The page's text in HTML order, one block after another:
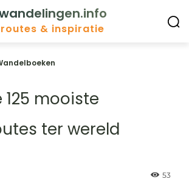
routes & inspiratie
125 mooiste
ter wereld
53